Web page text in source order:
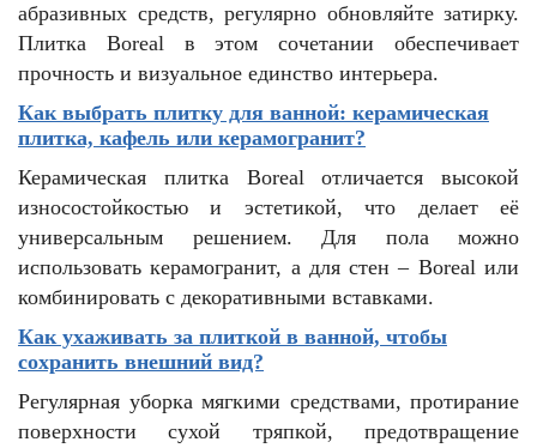
абразивных средств, регулярно обновляйте затирку.
Плитка Boreal в этом сочетании обеспечивает
прочность и визуальное единство интерьера.
Как выбрать плитку для ванной: керамическая
плитка, кафель или керамогранит?
Керамическая плитка Boreal отличается высокой
износостойкостью и эстетикой, что делает её
универсальным решением. Для пола можно
использовать керамогранит, а для стен – Boreal или
комбинировать с декоративными вставками.
Как ухаживать за плиткой в ванной, чтобы
сохранить внешний вид?
Регулярная уборка мягкими средствами, протирание
поверхности сухой тряпкой, предотвращение